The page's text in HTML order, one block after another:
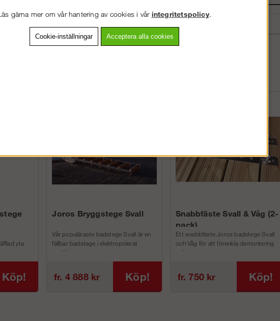
Detaljerad info
yta
Köp!
Joros Bryggstege Svall
Vår populäraste badstege Svall är en
fällbar badstege i elektropolerat
rostfri...
fr. 4 888 kr Köp!
Snabbfäste Svall & Våg (2-
pack)
Ett snabbfäste Joros badstege Svall
och Våg för att förenkla demontering
och m...
fr. 750 kr Köp!
gärna mer om vår hantering av cookies i vår integritetspolicy.
Cookie-inställningar Acceptera alla cookies
TILL STEGPROFFSEN.SE